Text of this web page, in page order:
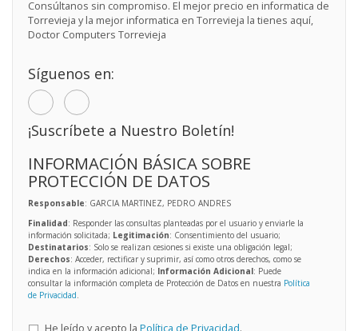
Consúltanos sin compromiso. El mejor precio en informatica de
Torrevieja y la mejor informatica en Torrevieja la tienes aquí,
Doctor Computers Torrevieja
Síguenos en:
¡Suscríbete a Nuestro Boletín!
INFORMACIÓN BÁSICA SOBRE
PROTECCIÓN DE DATOS
Responsable: GARCIA MARTINEZ, PEDRO ANDRES
Finalidad: Responder las consultas planteadas por el usuario y enviarle la
información solicitada; Legitimación: Consentimiento del usuario;
Destinatarios: Solo se realizan cesiones si existe una obligación legal;
Derechos: Acceder, rectificar y suprimir, así como otros derechos, como se
indica en la información adicional; Información Adicional: Puede
consultar la información completa de Protección de Datos en nuestra Política
de Privacidad
He leído y acepto la Política de Privacidad.